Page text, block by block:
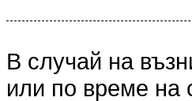
В случай на
или по време на